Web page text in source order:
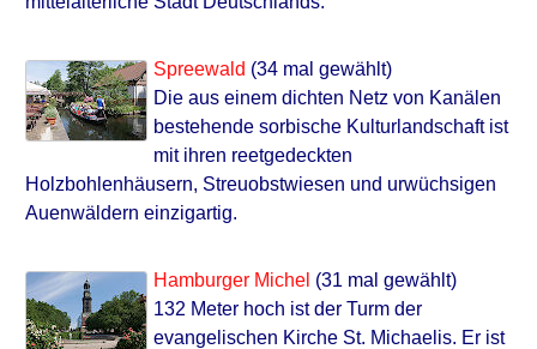
Spreewald (34 mal gewählt)
Die aus einem dichten Netz von Kanälen
bestehende sorbische Kulturlandschaft ist
mit ihren reetgedeckten
Holzbohlenhäusern, Streuobstwiesen und urwüchsigen
Auenwäldern einzigartig.
Hamburger Michel (31 mal gewählt)
132 Meter hoch ist der Turm der
evangelischen Kirche St. Michaelis. Er ist